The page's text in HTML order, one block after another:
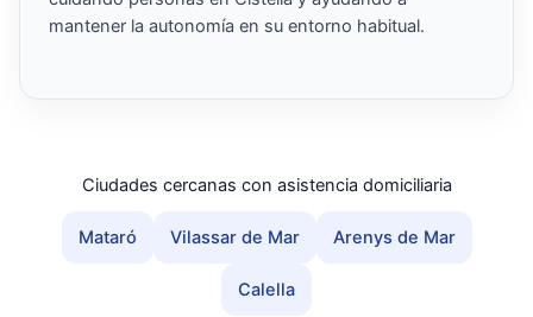
mantener la autonomía en su entorno habitual.
Ciudades cercanas con asistencia domiciliaria
Mataró Vilassar de Mar Arenys de Mar
Calella